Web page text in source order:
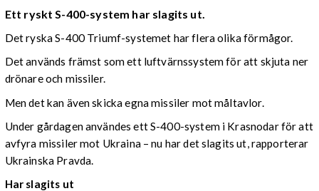
Ett ryskt S-400-system har slagits ut.
Det ryska S-400 Triumf-systemet har flera olika förmågor.
Det används främst som ett luftvärnssystem för att skjuta ner
drönare och missiler.
Men det kan även skicka egna missiler mot måltavlor.
Under gårdagen användes ett S-400-system i Krasnodar för att
avfyra missiler mot Ukraina – nu har det slagits ut, rapporterar
Ukrainska Pravda.
Har slagits ut